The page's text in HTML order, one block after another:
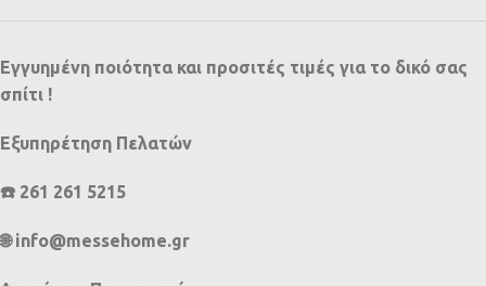
Εγγυημένη ποιότητα και προσιτές τιμές για το δικό σας
σπίτι !
Εξυπηρέτηση Πελατών
☎️ 261 261 5215
🌐 info@messehome.gr